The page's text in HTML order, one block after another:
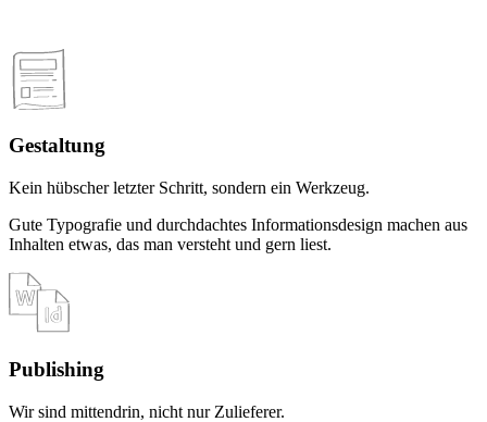
Gestaltung
Kein hübscher letzter Schritt, sondern ein Werkzeug.
Gute Typografie und durchdachtes Informationsdesign machen aus
Inhalten etwas, das man versteht und gern liest.
Publishing
Wir sind mittendrin, nicht nur Zulieferer.